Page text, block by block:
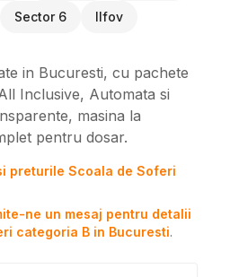
Sector 6 Ilfov
in Bucuresti, cu pachete
Inclusive, Automata si
masina la
pentru dosar.
preturile Scoala de Soferi
ne un mesaj pentru detalii
categoria B in Bucuresti.